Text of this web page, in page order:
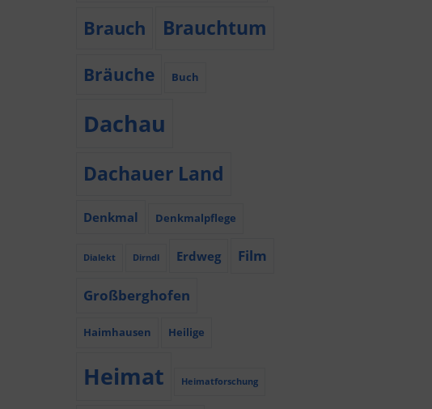
Brauch Brauchtum
Bräuche Buch
Dachau
Dachauer Land
Denkmal Denkmalpflege
Dialekt Dirndl Erdweg Film
Großberghofen
Haimhausen Heilige
Heimat Heimatforschung